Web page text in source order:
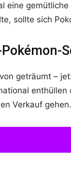
eine
sollte sich
Pokémon-
geträumt –
Verkauf